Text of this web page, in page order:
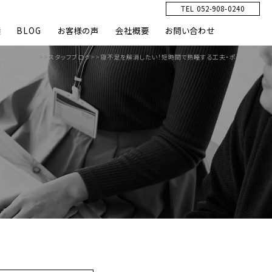
BLOG お客様の声 会社概要 お問い合わせ
TEL 052-908-0240
スタッフブログ>>寝不足を解消したい！短時間で熟睡する工夫・ポイント